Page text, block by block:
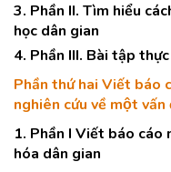
3. Phần II. Tìm hiểu
học dân gian
4. Phần III. Bài tập
Phần thứ hai Viết báo
nghiên cứu về một vấn
1. Phần I Viết báo cáo
hóa dân gian